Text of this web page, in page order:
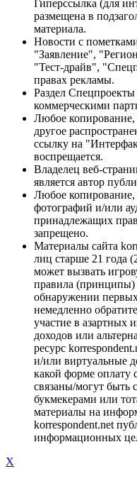
Гиперссылка (для
размещена в
материала.
Новости с
"Заявление",
"Тест-драйв",
правах рекламы.
Раздел Спецпроекты
коммерческими
Любое копирование,
другое
ссылку на
воспрещается.
Владелец веб-
является автор
Любое копирование,
фотографий и/или
принадлежащих
запрещено.
Материалы сайта
лиц старше 21 года
может вызвать
правила (принципы)
обнаружении
немедленно
участие в азартных
доходов или
ресурс
и/или виртуальные
какой форме оплату
связаны/могут быть
букмекерами или
материалы на
korrespondent.net
информационных
X